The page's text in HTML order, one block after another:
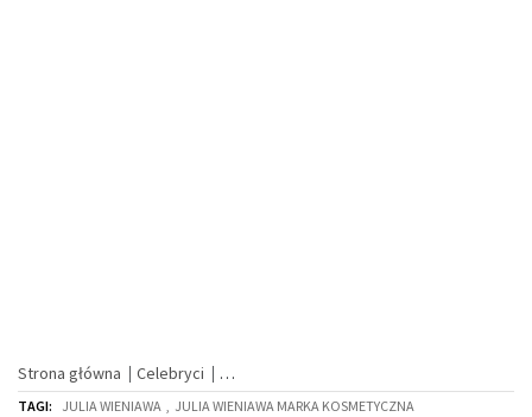
Strona główna Celebryci
TAGI: JULIA WIENIAWA , JULIA WIENIAWA MARKA KOSMETYCZNA